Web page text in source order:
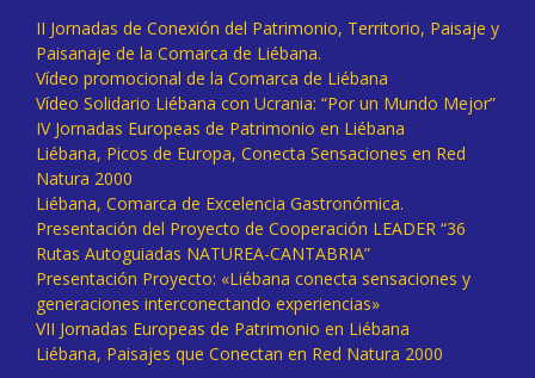
II Jornadas de Conexión del Patrimonio, Territorio, Paisaje y
Paisanaje de la Comarca de Liébana.
Vídeo promocional de la Comarca de Liébana
Vídeo Solidario Liébana con Ucrania: “Por un Mundo Mejor”
IV Jornadas Europeas de Patrimonio en Liébana
Liébana, Picos de Europa, Conecta Sensaciones en Red
Natura 2000
Liébana, Comarca de Excelencia Gastronómica.
Presentación del Proyecto de Cooperación LEADER “36
Rutas Autoguiadas NATUREA-CANTABRIA”
Presentación Proyecto: «Liébana conecta sensaciones y
generaciones interconectando experiencias»
VII Jornadas Europeas de Patrimonio en Liébana
Liébana, Paisajes que Conectan en Red Natura 2000